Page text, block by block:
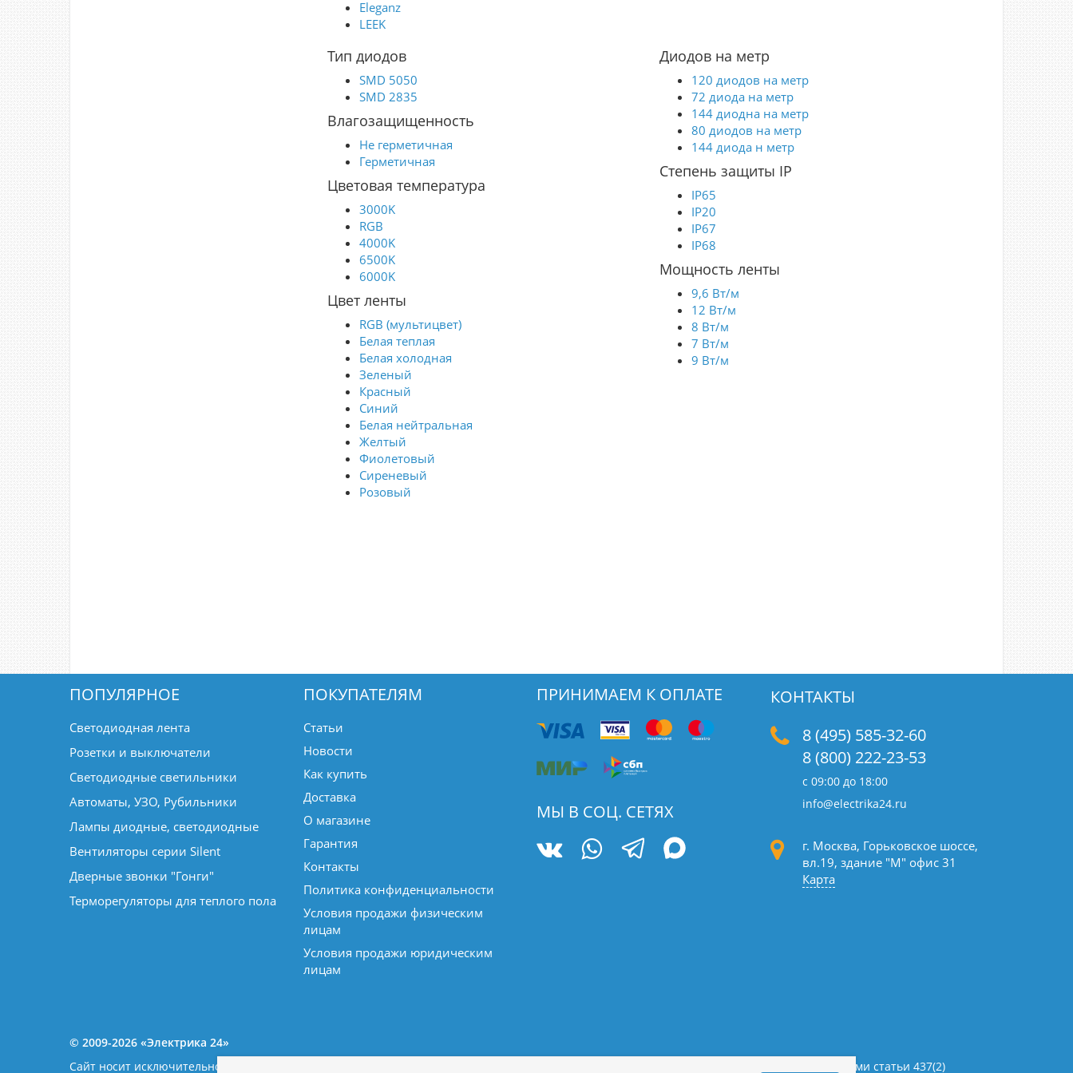
Eleganz
LEEK
Тип диодов
SMD 5050
SMD 2835
Влагозащищенность
Не герметичная
Герметичная
Цветовая температура
3000K
RGB
4000K
6500K
6000K
Цвет ленты
RGB (мультицвет)
Белая теплая
Белая холодная
Зеленый
Красный
Синий
Белая нейтральная
Желтый
Фиолетовый
Сиреневый
Розовый
Диодов на метр
120 диодов на метр
72 диода на метр
144 диодна на метр
80 диодов на метр
144 диода н метр
Степень защиты IP
IP65
IP20
IP67
IP68
Мощность ленты
9,6 Вт/м
12 Вт/м
8 Вт/м
7 Вт/м
9 Вт/м
ПОПУЛЯРНОЕ
Светодиодная лента
Розетки и выключатели
Светодиодные светильники
Автоматы, УЗО, Рубильники
Лампы диодные, светодиодные
Вентиляторы серии Silent
Дверные звонки "Гонги"
Терморегуляторы для теплого пола
ПОКУПАТЕЛЯМ
Статьи
Новости
Как купить
Доставка
О магазине
Гарантия
Контакты
Политика конфиденциальности
Условия продажи физическим
лицам
Условия продажи юридическим
лицам
ПРИНИМАЕМ К ОПЛАТЕ
МЫ В СОЦ. СЕТЯХ
КОНТАКТЫ
8 (495) 585-32-60
8 (800) 222-23-53
с 09:00 до 18:00
info@electrika24.ru
г. Москва, Горьковское шоссе,
вл.19, здание "М" офис 31
Карта
© 2009-2026 «Электрика 24»
Сайт носит исключительно информационный характер, и ни при каких условиях не является публичной офертой, определяемой положениями статьи 437(2)